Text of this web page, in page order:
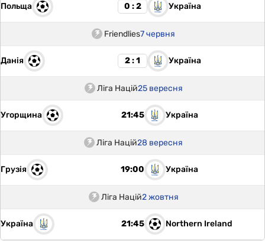
Польща 0 : 2 Україна
Friendlies7 червня
Данія 2 : 1 Україна
Ліга Націй25 вересня
Угорщина 21:45 Україна
Ліга Націй28 вересня
Грузія 19:00 Україна
Ліга Націй2 жовтня
Україна 21:45 Northern Ireland